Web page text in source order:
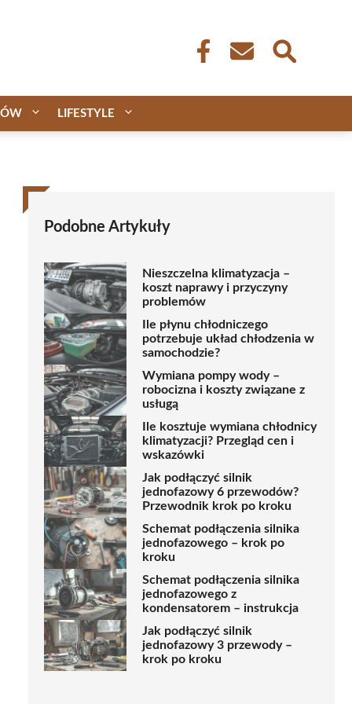
LIFESTYLE
Podobne Artykuły
Nieszczelna klimatyzacja –
koszt naprawy i przyczyny
problemów
Ile płynu chłodniczego
potrzebuje układ chłodzenia w
samochodzie?
Wymiana pompy wody –
robocizna i koszty związane z
usługą
Ile kosztuje wymiana chłodnicy
klimatyzacji? Przegląd cen i
wskazówki
Jak podłączyć silnik
jednofazowy 6 przewodów?
Przewodnik krok po kroku
Schemat podłączenia silnika
jednofazowego – krok po
kroku
Schemat podłączenia silnika
jednofazowego z
kondensatorem – instrukcja
Jak podłączyć silnik
jednofazowy 3 przewody –
krok po kroku